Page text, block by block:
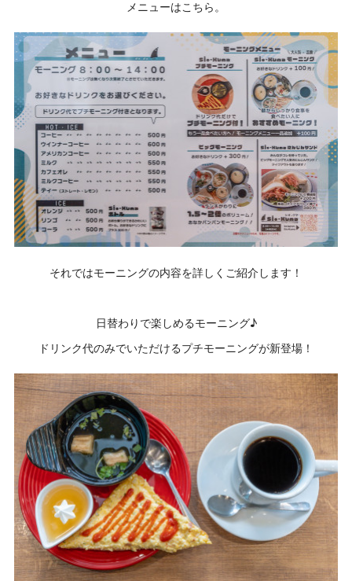
メニューはこちら。
それではモーニングの内容を詳しくご紹介します！
日替わりで楽しめるモーニング♪
ドリンク代のみでいただけるプチモーニングが新登場！